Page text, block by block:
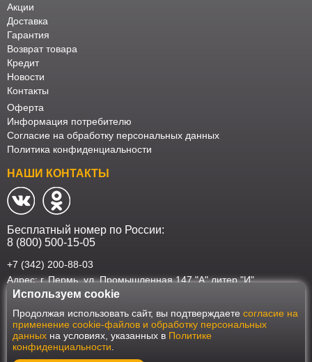
Акции
Доставка
Гарантия
Возврат товара
Кредит
Новости
Контакты
Оферта
Информация потребителю
Согласие на обработку персональных данных
Политика конфиденциальности
НАШИ КОНТАКТЫ
Бесплатный номер по России:
8 (800) 500-15-05
+7 (342) 200-88-03
Адрес: г. Пермь, ул. Промышленная 147 "А" литер "И"
Наш интернет-магазин работает в соответствии с требованиями
Федерального закона от 27 июля 2006 года №152-ФЗ "О персональных
данных". Оформить заказ на сайте Мебеласка возможно только при
наличии согласия на обработку Ваших персональных данных. Для
улучшения работы сайта и его взаимодействия с пользователями мы
Используем cookie
Продолжая использовать сайт, вы подтверждаете согласие на
применение cookie-файлов и обработку персональных
данных на условиях, указанных в Политике
конфиденциальности